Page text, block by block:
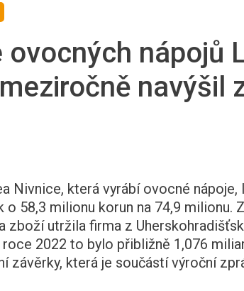
ovocných nápojů
navýšil
Nivnice, která vyrábí ovocné
58,3 milionu korun na 74,9 milionu.
zboží utržila firma z
2022 to bylo přibližně 1,076
závěrky, která je součástí výroční